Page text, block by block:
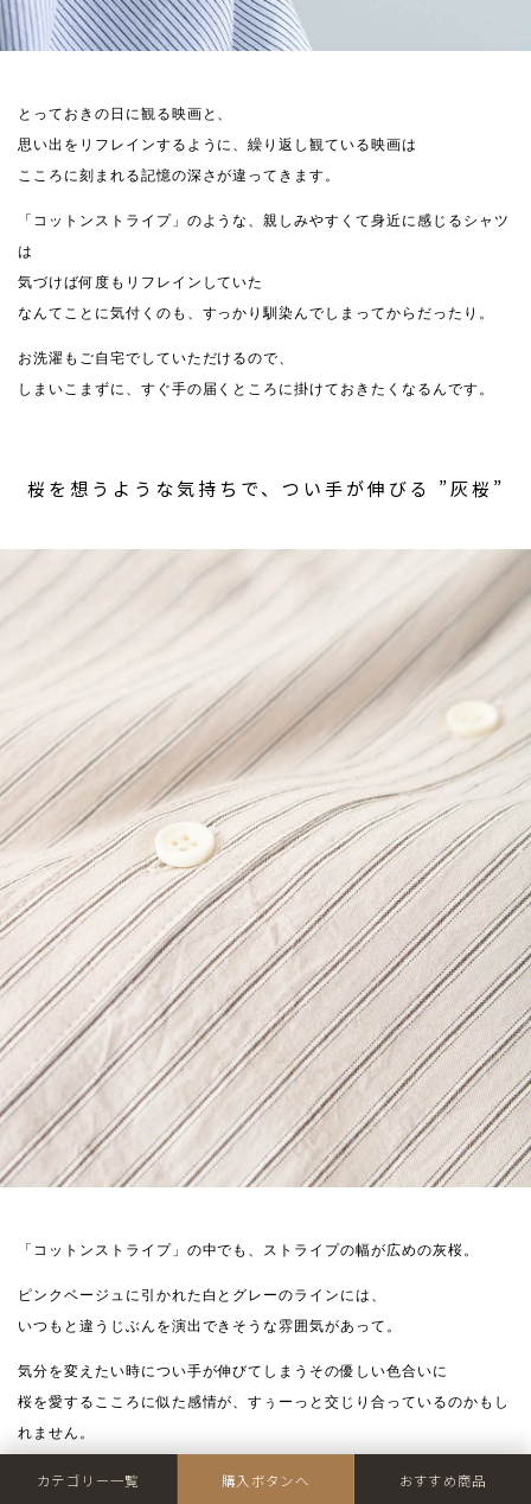
とっておきの日に観る映画と、
思い出をリフレインするように、繰り返し観ている映画は
こころに刻まれる記憶の深さが違ってきます。
「コットンストライプ」のような、親しみやすくて身近に感じるシャツ
は
気づけば何度もリフレインしていた
なんてことに気付くのも、すっかり馴染んでしまってからだったり。
お洗濯もご自宅でしていただけるので、
しまいこまずに、すぐ手の届くところに掛けておきたくなるんです。
桜を想うような気持ちで、つい手が伸びる ”灰桜”
「コットンストライプ」の中でも、ストライプの幅が広めの灰桜。
ピンクベージュに引かれた白とグレーのラインには、
いつもと違うじぶんを演出できそうな雰囲気があって。
気分を変えたい時につい手が伸びてしまうその優しい色合いに
桜を愛するこころに似た感情が、すぅーっと交じり合っているのかもし
れません。
カテゴリー一覧 購入ボタンへ おすすめ商品